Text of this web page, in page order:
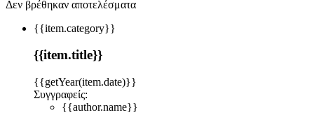
Δεν βρέθηκαν αποτελέσματα
{{item.category}}
{{item.title}}
{{getYear(item.date)}}
Συγγραφείς:
{{author.name}}